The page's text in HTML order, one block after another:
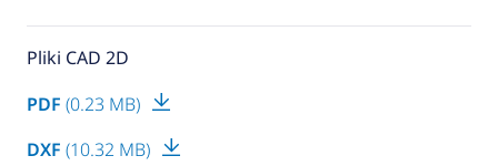
Pliki CAD 2D
PDF (0.23 MB)
DXF (10.32 MB)